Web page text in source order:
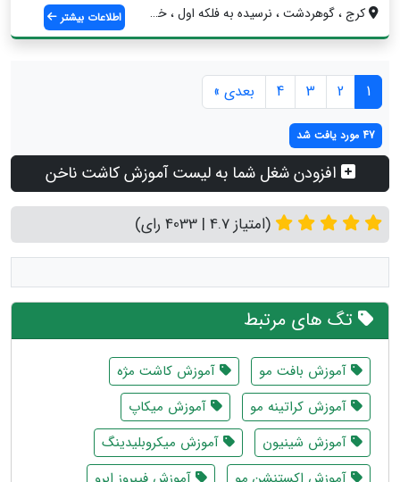
کرج ، گوهردشت ، نرسیده به فلکه اول ، خیا... اطلاعات بیشتر
1
2
3
4 بعدی »
47 مورد یافت شد
افزودن شغل شما به لیست آموزش کاشت ناخن
(امتیاز 4.7 | 4033 رای)
تگ های مرتبط
آموزش بافت مو
آموزش کاشت مژه
آموزش کراتینه مو
آموزش میکاپ
آموزش شینیون
آموزش میکروبلیدینگ